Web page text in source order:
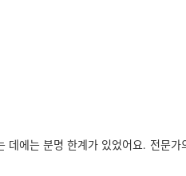
데에는 분명 한계가 있었어요. 전문가